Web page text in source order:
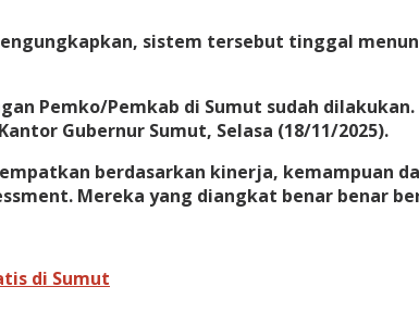
sistem tersebut tinggal
Pemko/Pemkab di Sumut sudah
Gubernur Sumut, Selasa (18/11/2025).
berdasarkan kinerja, kemampuan
Mereka yang diangkat benar benar
di Sumut